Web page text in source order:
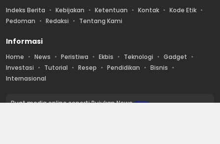
Indeks Berita Kebijakan Ketentuan Kontak
Kode Etik
Pedoman
Redaksi Tentang Kami
Informasi
Home News Peristiwa Ekbis Teknologi
Gadget
Investasi
Tutorial Resep Pendidikan
Bisnis
Internasional
Buat media online seperti Rujukan Newsdisini